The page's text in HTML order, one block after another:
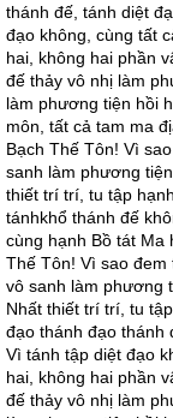
thánh đế, tánh diệt
đạo không, cùng tất
hai, không hai phần
đế thảy vô nhị làm
làm phương tiện hồi
môn, tất cả tam ma
Bạch Thế Tôn! Vì
sanh làm phương
thiết trí trí, tu tập
tánhkhổ thánh đế
cùng hạnh Bồ tát Ma
Thế Tôn! Vì sao đem
vô sanh làm phương
Nhất thiết trí trí, tu
đạo thánh đạo thánh
Vì tánh tập diệt đạo
hai, không hai phần
đế thảy vô nhị làm